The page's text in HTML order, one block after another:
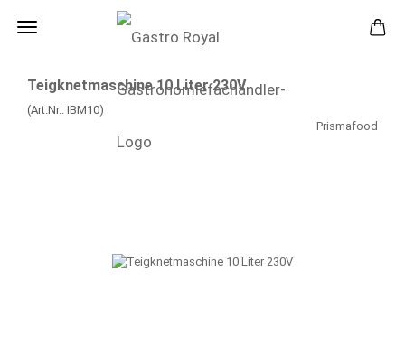
Teigknetmaschine 10 Liter 230V
(Art.Nr.: IBM10)
Prismafood